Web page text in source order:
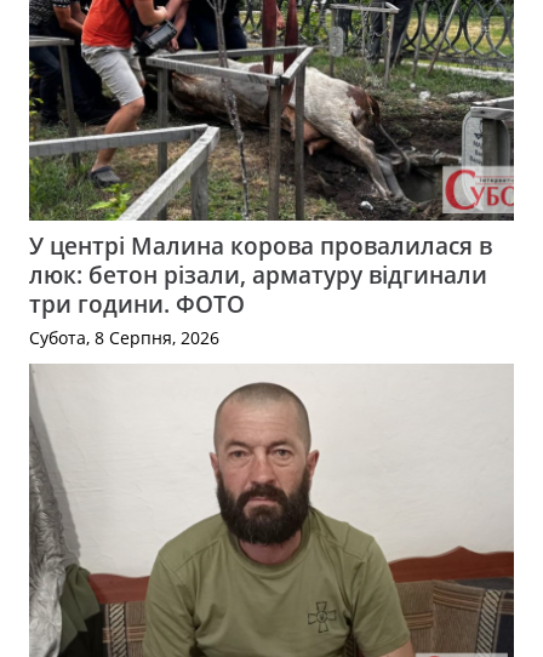
У центрі Малина корова провалилася в
люк: бетон різали, арматуру відгинали
три години. ФОТО
Субота, 8 Серпня, 2026